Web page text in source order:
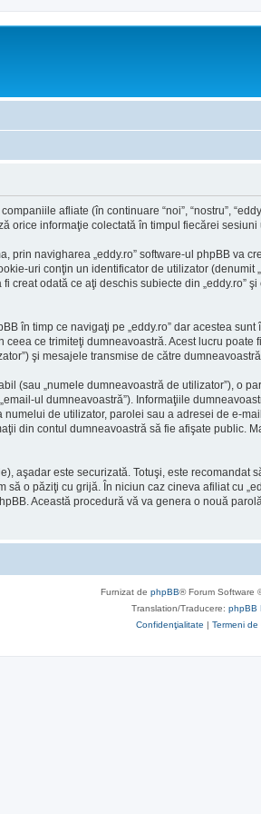
afliate (în continuare “noi”, “nostru”,
orice informaţie colectată în timpul fiecărei
prin navigharea „eddy.ro” software-ul phpBB va
uri conţin un identificator de utilizator (denumit
creat odată ce aţi deschis subiecte din „eddy.ro”
în timp ce navigaţi pe „eddy.ro” dar acestea
ce trimiteţi dumneavoastră. Acest lucru
şi mesajele transmise de către
(sau „numele dumneavoastră de utilizator”), o
ul dumneavoastră”). Informaţiile
de utilizator, parolei sau a adresei de e-
din contul dumneavoastră să fie afişate
aşadar este securizată. Totuşi, este
să o păziţi cu grijă. În niciun caz cineva afiliat cu
Această procedură vă va genera o nouă
Furnizat de phpBB® Forum Software
Translation/Traducere: phpBB
Confidenţialitate | Termeni de